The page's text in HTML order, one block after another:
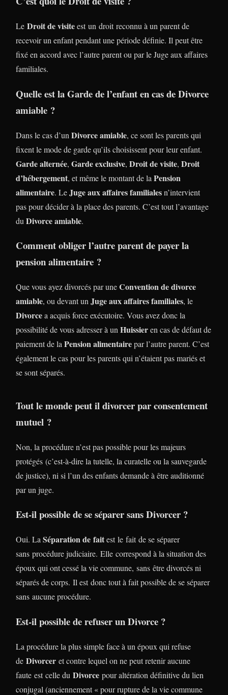
Le Droit de visiteest un droit reconnu à un parent de
recevoir un enfant pendant une période définie. Il peut être
fixé en accord avec l’autre parent ou par le Juge aux affaires
familiales.
Quelle est la Garde de l’enfant en cas de Divorce
amiable ?
Dans le cas d’un Divorce amiable, ce sont les parents qui
fixent le mode de garde qu’ils choisissent pour leur enfant.
Garde alternée, Garde exclusive, Droit de visite, Droit
d’hébergement, et même le montant de la Pension
alimentaire. LeJuge aux affaires familialesn’intervient
pas pour décider à la place des parents. C’est tout l’avantage
du Divorce amiable.
Comment obliger l’autre parent de payer la
pension alimentaire ?
Que vous ayez divorcés par uneConvention de divorce
amiable, ou devant un Juge aux affaires familiales, le
Divorcea acquis force exécutoire. Vous avez donc la
possibilité de vous adresser à un Huissieren cas de défaut de
paiement de la Pension alimentairepar l’autre parent. C’est
également le cas pour les parents qui n’étaient pas mariés et
se sont séparés.
Tout le monde peut il divorcer par consentement
mutuel ?
Non, la procédure n’est pas possible pour les majeurs
protégés (c’est-à-dire la tutelle, la curatelle ou la sauvegarde
de justice), ni si l’un des enfants demande à être auditionné
par un juge.
Est-il possible de se séparer sans Divorcer ?
Oui. La Séparation de faitest le fait de se séparer
sans procédure judiciaire. Elle correspond à la situation des
époux qui ont cessé la vie commune, sans être divorcés ni
séparés de corps. Il est donc tout à fait possible de se séparer
sans aucune procédure.
Est-il possible de refuser un Divorce ?
La procédure la plus simple face à un époux qui refuse
de Divorcer et contre lequel on ne peut retenir aucune
faute est celle du Divorce pour altération définitive du lien
conjugal (anciennement « pour rupture de la vie commune